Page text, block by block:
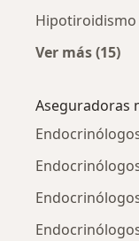
Ver más (15)
Aseguradoras